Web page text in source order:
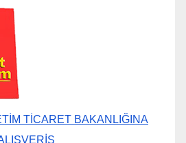
TİCARET BAKANLIĞINA